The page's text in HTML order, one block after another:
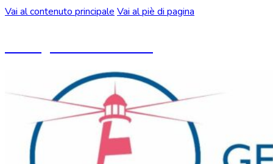
Vai al contenuto principale Vai al piè di pagina